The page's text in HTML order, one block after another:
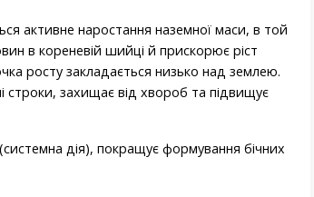
активне наростання наземної маси, в той
в кореневій шийці й прискорює ріст
росту закладається низько над землею.
строки, захищає від хвороб та підвищує
дія), покращує формування бічних